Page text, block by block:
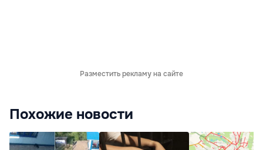
Разместить рекламу на сайте
Похожие новости